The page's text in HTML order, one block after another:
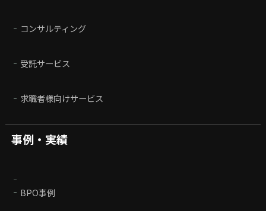
コンサルティング
受託サービス
求職者様向けサービス
事例・実績
BPO事例